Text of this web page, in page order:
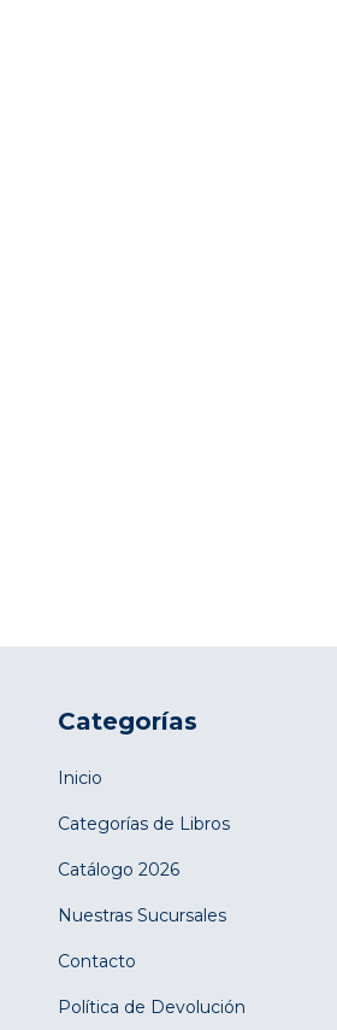
Categorías
Inicio
Categorías de Libros
Catálogo 2026
Nuestras Sucursales
Contacto
Política de Devolución